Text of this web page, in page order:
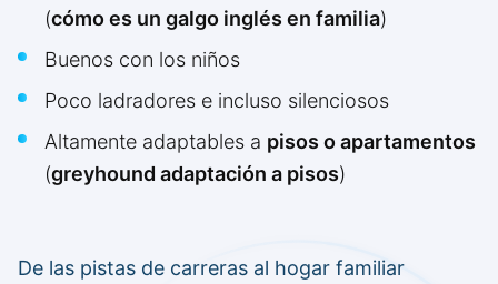
(cómo es un galgo inglés en familia)
Buenos con los niños
Poco ladradores e incluso silenciosos
Altamente adaptables a pisos o apartamentos
(greyhound adaptación a pisos)
De las pistas de carreras al hogar familiar